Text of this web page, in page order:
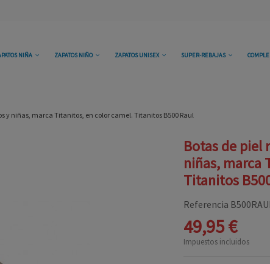
NIÑA ZAPATOS NIÑO ZAPATOS UNISEX SUPER-REBAJAS
y niñas, marca Titanitos, en color camel. Titanitos B500 Raul
Botas de piel
niñas, marca
Titanitos
Referencia
49,95 €
Impuestos incluidos